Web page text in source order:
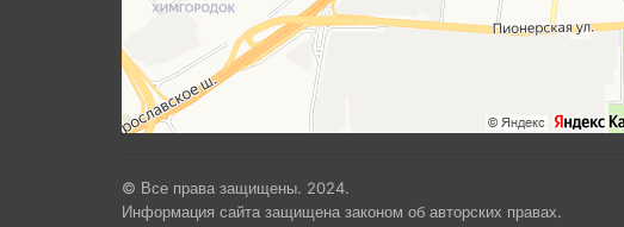
© Все права защищены. 2024.
Информация сайта защищена законом об авторских правах.